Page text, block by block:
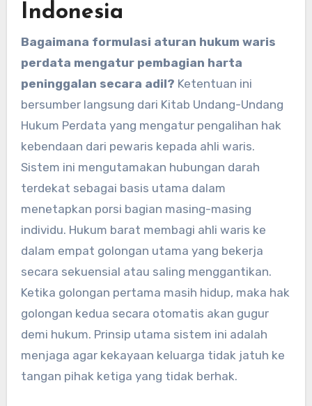
Indonesia
Bagaimana formulasi aturan hukum waris
perdata mengatur pembagian harta
peninggalan secara adil? Ketentuan ini
bersumber langsung dari Kitab Undang-Undang
Hukum Perdata yang mengatur pengalihan hak
kebendaan dari pewaris kepada ahli waris.
Sistem ini mengutamakan hubungan darah
terdekat sebagai basis utama dalam
menetapkan porsi bagian masing-masing
individu. Hukum barat membagi ahli waris ke
dalam empat golongan utama yang bekerja
secara sekuensial atau saling menggantikan.
Ketika golongan pertama masih hidup, maka hak
golongan kedua secara otomatis akan gugur
demi hukum. Prinsip utama sistem ini adalah
menjaga agar kekayaan keluarga tidak jatuh ke
tangan pihak ketiga yang tidak berhak.